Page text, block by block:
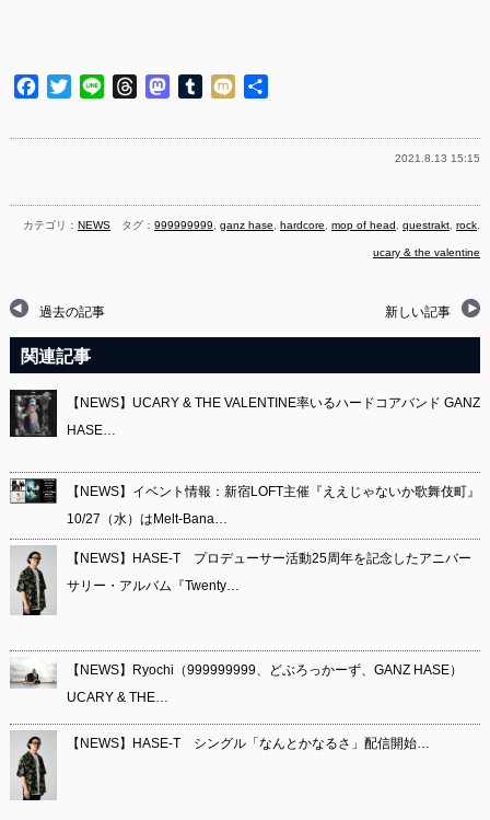
Facebook
TwitterLine ThreadsMastodon
Tumblr
Mixi
2021.8.13 15:15
カテゴリ：NEWS タグ：999999999 ,ganz hase ,hardcore ,mop of head ,questrakt ,rock
ucary & the valentine
過去の記事 新しい記事
関連記事
【NEWS】UCARY & THE VALENTINE率いるハードコアバンド GANZ
HASE…
【NEWS】イベント情報：新宿LOFT主催『ええじゃないか歌舞伎町』
10/27（水）はMelt-Bana…
【NEWS】HASE-T プロデューサー活動25周年を記念したアニバー
サリー・アルバム『Twenty…
【NEWS】Ryochi（999999999、どぶろっかーず、GANZ HASE）
UCARY & THE…
【NEWS】HASE-T シングル「なんとかなるさ」配信開始…